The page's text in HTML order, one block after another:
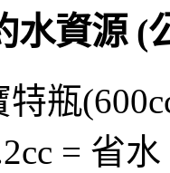
水資源 (
特瓶
= 省水